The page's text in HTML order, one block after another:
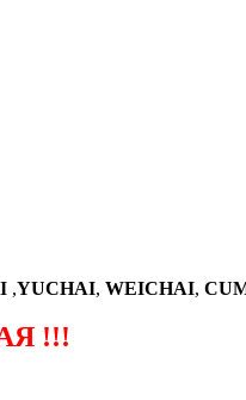
,YUCHAI, WEICHAI,
!!!